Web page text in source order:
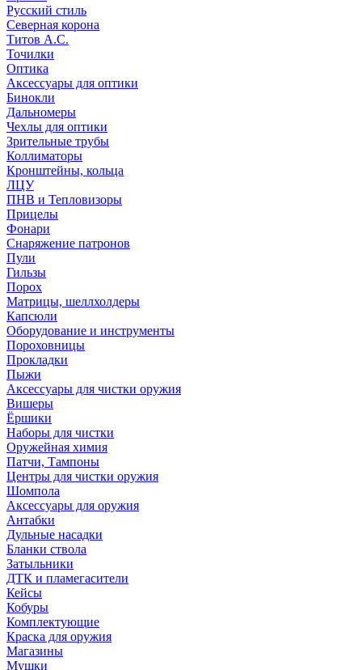
Русский стиль
Северная корона
Титов А.С.
Точилки
Оптика
Аксессуары для оптики
Бинокли
Дальномеры
Чехлы для оптики
Зрительные трубы
Коллиматоры
Кронштейны, кольца
ЛЦУ
ПНВ и Тепловизоры
Прицелы
Фонари
Снаряжение патронов
Пули
Гильзы
Порох
Матрицы, шеллхолдеры
Капсюли
Оборудование и инструменты
Пороховницы
Прокладки
Пыжи
Аксессуары для чистки оружия
Вишеры
Ёршики
Наборы для чистки
Оружейная химия
Патчи, Тампоны
Центры для чистки оружия
Шомпола
Аксессуары для оружия
Антабки
Дульные насадки
Бланки ствола
Затыльники
ДТК и пламегасители
Кейсы
Кобуры
Комплектующие
Краска для оружия
Магазины
Мушки